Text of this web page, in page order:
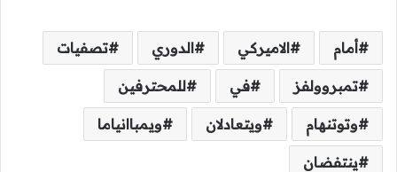
أمام الاميركي الدوري تصفيات
تمبروولفز في للمحترفين
وتوتنهام ويتعادلان ويمباانياما
ينتفضان